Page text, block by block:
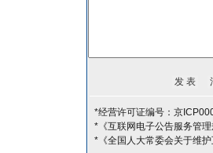
*经营许可证编号：京
*《互联网电子公告服务管理
*《全国人大常委会关于维护